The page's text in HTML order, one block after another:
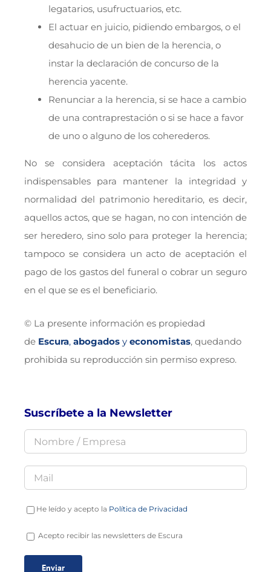
legatarios, usufructuarios, etc.
El actuar en juicio, pidiendo embargos, o el
desahucio de un bien de la herencia, o
instar la declaración de concurso de la
herencia yacente.
Renunciar a la herencia, si se hace a cambio
de una contraprestación o si se hace a favor
de uno o alguno de los coherederos.
No se considera aceptación tácita los actos
indispensables para mantener la integridad y
normalidad del patrimonio hereditario, es decir,
aquellos actos, que se hagan, no con intención de
ser heredero, sino solo para proteger la herencia;
tampoco se considera un acto de aceptación el
pago de los gastos del funeral o cobrar un seguro
en el que se es el beneficiario.
© La presente información es propiedad
de Escura, abogadosy economistas, quedando
prohibida su reproducción sin permiso expreso.
Suscríbete a la Newsletter
He leído y acepto la Política de Privacidad
Acepto recibir las newsletters de Escura